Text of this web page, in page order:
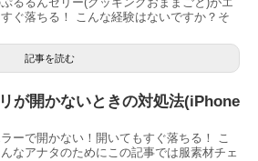
ぐ落ちる！ こんな経験はないですか？そ
記事を読む
が開かないときの対処法(iPhone
ーで開かない！開いてもすぐ落ちる！ こ
なアナタのためにこの記事では服素材チェ